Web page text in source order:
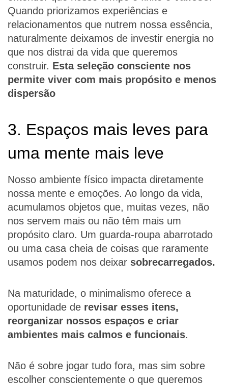
Quando priorizamos experiências e
relacionamentos que nutrem nossa essência,
naturalmente deixamos de investir energia no
que nos distrai da vida que queremos
construir. Esta seleção consciente nos
permite viver com mais propósito e menos
dispersão
3. Espaços mais leves para
uma mente mais leve
Nosso ambiente físico impacta diretamente
nossa mente e emoções. Ao longo da vida,
acumulamos objetos que, muitas vezes, não
nos servem mais ou não têm mais um
propósito claro. Um guarda-roupa abarrotado
ou uma casa cheia de coisas que raramente
usamos podem nos deixar sobrecarregados.
Na maturidade, o minimalismo oferece a
oportunidade de revisar esses itens,
reorganizar nossos espaços e criar
ambientes mais calmos e funcionais.
Não é sobre jogar tudo fora, mas sim sobre
escolher conscientemente o que queremos